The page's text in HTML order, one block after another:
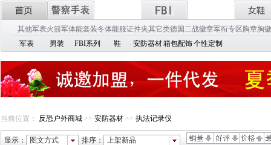
其他军表火箭军体能套装冬体能服证件夹其它类德国二战徽章军衔专区 胸章胸
军表
男装 FBI系列 鞋 安防器材箱包配饰个性定制
当前位置： 反恐户外商城 >> 安防器材 >> 执法记录仪
显示： 图文方式 排序： 上架新品